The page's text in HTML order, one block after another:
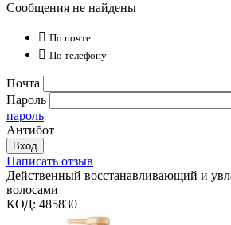
Сообщения не найдены
 По почте
 По телефону
Почта
Пароль
пароль
Антибот
Вход
Написать отзыв
Действенный восстанавливающий и
волосами
КОД: 485830